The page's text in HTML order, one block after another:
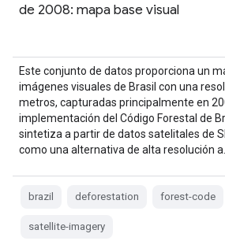
de 2008: mapa base visual
Este conjunto de datos proporciona un
imágenes visuales de Brasil con una
metros, capturadas principalmente en
implementación del Código Forestal de
sintetiza a partir de datos satelitales de
como una alternativa de alta resolución a…
brazil deforestation forest-code
satellite-imagery